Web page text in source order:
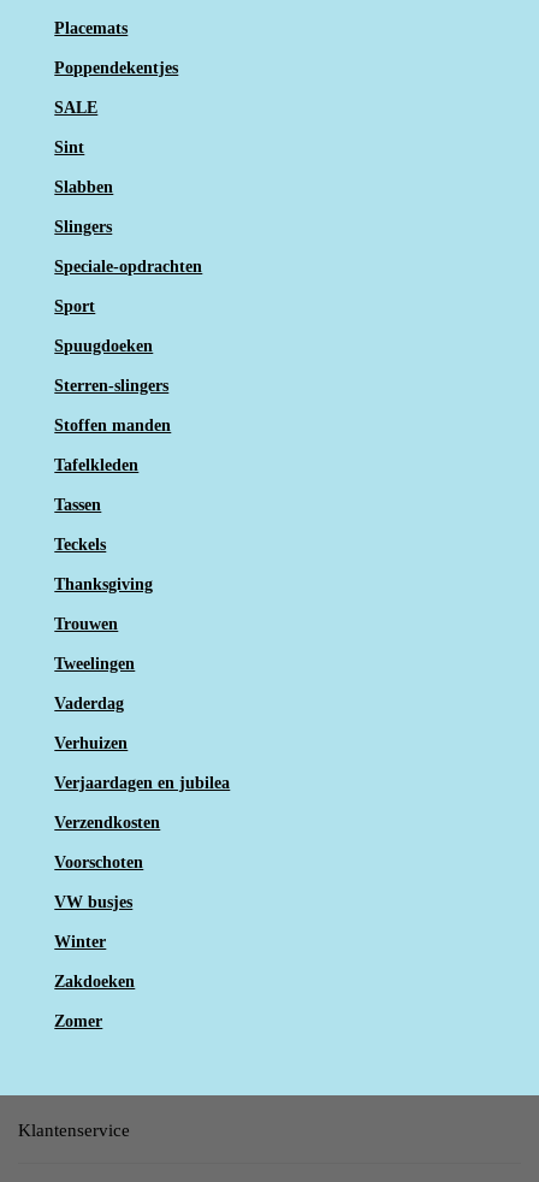
Placemats
Poppendekentjes
SALE
Sint
Slabben
Slingers
Speciale-opdrachten
Sport
Spuugdoeken
Sterren-slingers
Stoffen manden
Tafelkleden
Tassen
Teckels
Thanksgiving
Trouwen
Tweelingen
Vaderdag
Verhuizen
Verjaardagen en jubilea
Verzendkosten
Voorschoten
VW busjes
Winter
Zakdoeken
Zomer
Klantenservice